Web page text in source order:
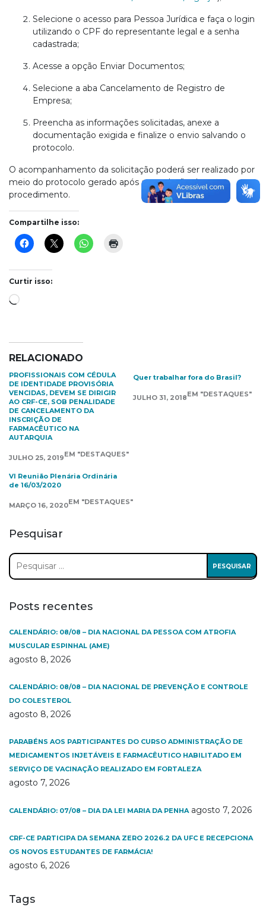
Selecione o acesso para Pessoa Jurídica e faça o login
utilizando o CPF do representante legal e a senha
cadastrada;
Acesse a opção Enviar Documentos;
Selecione a aba Cancelamento de Registro de
Empresa;
Preencha as informações solicitadas, anexe a
documentação exigida e finalize o envio salvando o
protocolo.
O acompanhamento da solicitação poderá ser realizado por
meio do protocolo gerado após a conclusão do
procedimento.
Compartilhe isso:
Curtir isso:
Carregando...
RELACIONADO
PROFISSIONAIS COM CÉDULA
DE IDENTIDADE PROVISÓRIA
VENCIDAS, DEVEM SE DIRIGIR
AO CRF-CE, SOB PENALIDADE
DE CANCELAMENTO DA
INSCRIÇÃO DE
FARMACÊUTICO NA
AUTARQUIA
JULHO 25, 2019EM "DESTAQUES"
Quer trabalhar fora do Brasil?
JULHO 31, 2018EM "DESTAQUES"
VI Reunião Plenária Ordinária
de 16/03/2020
MARÇO 16, 2020EM "DESTAQUES"
Pesquisar
Pesquisar
por:
Posts recentes
CALENDÁRIO: 08/08 – DIA NACIONAL DA PESSOA COM ATROFIA
MUSCULAR ESPINHAL (AME)
agosto 8, 2026
CALENDÁRIO: 08/08 – DIA NACIONAL DE PREVENÇÃO E CONTROLE
DO COLESTEROL
agosto 8, 2026
PARABÉNS AOS PARTICIPANTES DO CURSO ADMINISTRAÇÃO DE
MEDICAMENTOS INJETÁVEIS E FARMACÊUTICO HABILITADO EM
SERVIÇO DE VACINAÇÃO REALIZADO EM FORTALEZA
agosto 7, 2026
CALENDÁRIO: 07/08 – DIA DA LEI MARIA DA PENHA agosto 7, 2026
CRF-CE PARTICIPA DA SEMANA ZERO 2026.2 DA UFC E RECEPCIONA
OS NOVOS ESTUDANTES DE FARMÁCIA!
agosto 6, 2026
Tags